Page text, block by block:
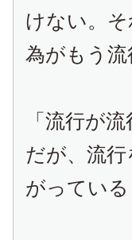
けない。
為がもう
「流行が
だが、流
がっている